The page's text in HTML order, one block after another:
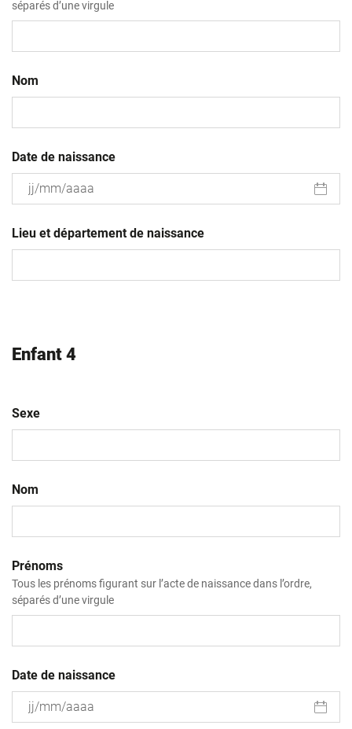
séparés d’une virgule
Nom
Date de naissance
slash
MM
Lieu et département de naissance
Enfant 4
Sexe
Nom
Prénoms
Tous les prénoms figurant sur l’acte de naissance dans l’ordre,
séparés d’une virgule
Date de naissance